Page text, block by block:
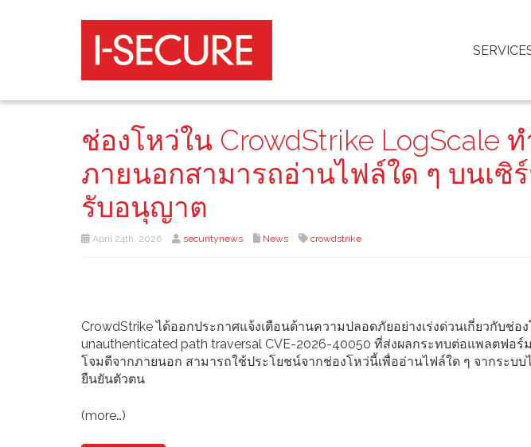
ช่องโหว่ใน CrowdStrike LogScale
ภายนอกสามารถอ่านไฟล์ใด ๆ บนเซิ
รับอนุญาต
April 24th, 2026 securitynews News crowdstrike
CrowdStrike ได้ออกประกาศแจ้งเตือนด้านความปลอดภัยอย่างเร่งด่วนเกี่ยวกับช่อ
unauthenticated path traversal CVE-2026-40050 ที่ส่งผลกระทบต่อแพลตฟอร์
โจมตีจากภายนอก สามารถใช้ประโยชน์จากช่องโหว่นี้เพื่ออ่านไฟล์ใด ๆ จากระบบ
ยืนยันตัวตน
(more…)